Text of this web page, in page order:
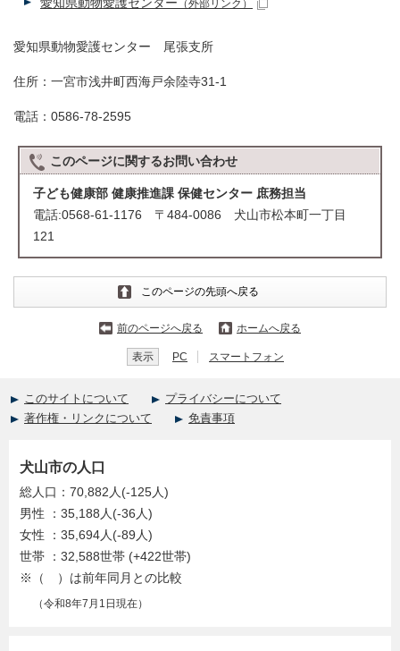
愛知県動物愛護センター （外部リンク）
愛知県動物愛護センター 尾張支所
住所：一宮市浅井町西海戸余陸寺31-1
電話：0586-78-2595
このページに関するお問い合わせ
子ども健康部 健康推進課 保健センター 庶務担当
電話:0568-61-1176 〒484-0086 犬山市松本町一丁目
121
このページの先頭へ戻る
前のページへ戻る ホームへ戻る
表示 PC スマートフォン
このサイトについて
プライバシーについて
著作権・リンクについて
免責事項
犬山市の人口
総人口：70,882人(-125人)
男性 ：35,188人(-36人)
女性 ：35,694人(-89人)
世帯 ：32,588世帯 (+422世帯)
※（ ）は前年同月との比較
（令和8年7月1日現在）